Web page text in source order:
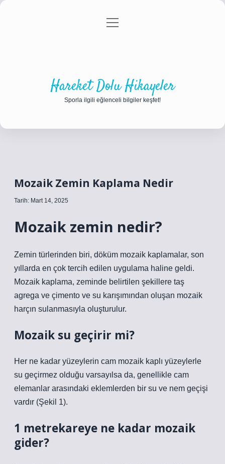
Gizlilik Politikası
menüyü
Hareket Dolu Hikayeler
Sporla ilgili eğlenceli bilgiler keşfet!
Mozaik Zemin Kaplama Nedir
Tarih: Mart 14, 2025
Mozaik zemin nedir?
Zemin türlerinden biri, döküm mozaik kaplamalar, son
yıllarda en çok tercih edilen uygulama haline geldi.
Mozaik kaplama, zeminde belirtilen şekillere taş
agrega ve çimento ve su karışımından oluşan mozaik
harçın sulanmasıyla oluşturulur.
Mozaik su geçirir mi?
Her ne kadar yüzeylerin cam mozaik kaplı yüzeylerle
su geçirmez olduğu varsayılsa da, genellikle cam
elemanlar arasındaki eklemlerden bir su ve nem geçişi
vardır (Şekil 1).
1 metrekareye ne kadar mozaik
gider?